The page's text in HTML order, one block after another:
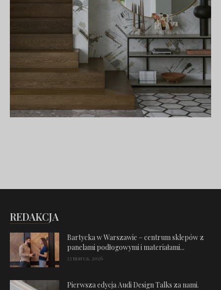
REDAKCJA
Bartycka w Warszawie – centrum sklepów z
panelami podłogowymi i materiałami...
23 marca, 2026
Pierwsza edycja Audi Design Talks za nami.